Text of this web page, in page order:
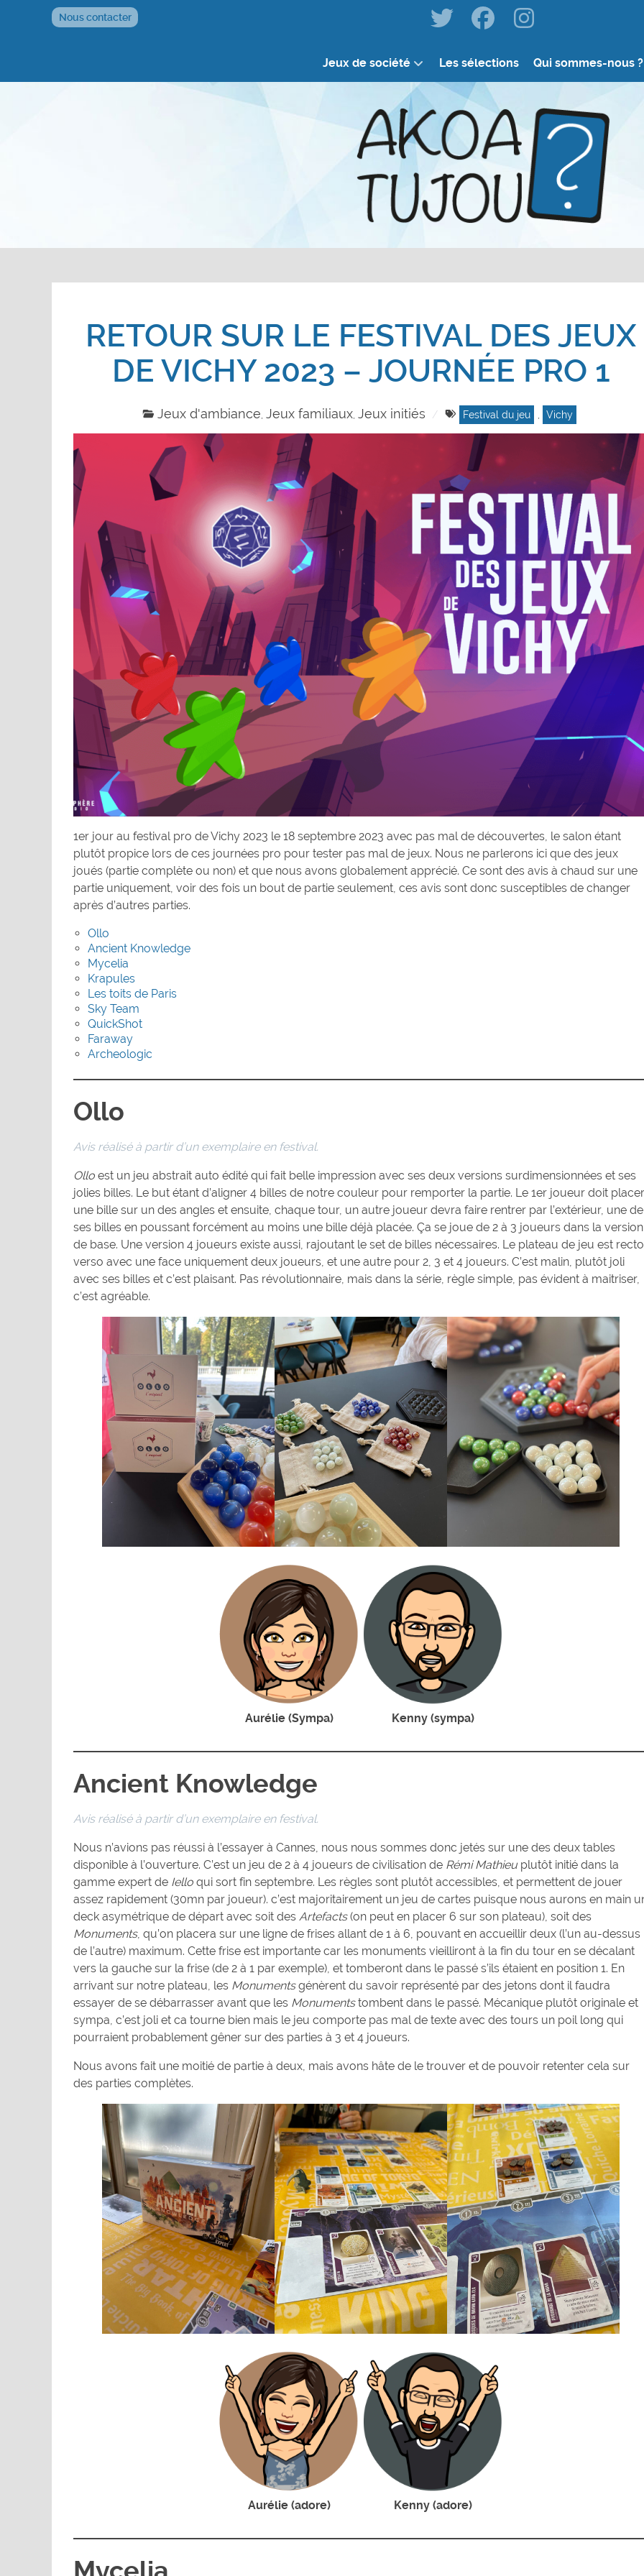
Nous contacter
Jeux de société Les sélections Qui sommes-nous ?
RETOUR SUR LE FESTIVAL DES JEUX
DE VICHY 2023 – JOURNÉE PRO 1
Jeux d'ambiance Jeux familiaux, Jeux initiés Festival du jeu Vichy
1er jour au festival pro de Vichy 2023 le 18 septembre 2023 avec pas mal de découvertes, le salon étant
plutôt propice lors de ces journées pro pour tester pas mal de jeux. Nous ne parlerons ici que des jeux
joués (partie complète ou non) et que nous avons globalement apprécié. Ce sont des avis à chaud sur une
partie uniquement, voir des fois un bout de partie seulement, ces avis sont donc susceptibles de changer
après d’autres parties.
Ollo
Ancient Knowledge
Mycelia
Krapules
Les toits de Paris
Sky Team
QuickShot
Faraway
Archeologic
Ollo
Avis réalisé à partir d’un exemplaire en festival.
Ollo est un jeu abstrait auto édité qui fait belle impression avec ses deux versions surdimensionnées et ses
jolies billes. Le but étant d’aligner 4 billes de notre couleur pour remporter la partie. Le 1er joueur doit placer
une bille sur un des angles et ensuite, chaque tour, un autre joueur devra faire rentrer par l’extérieur, une de
ses billes en poussant forcément au moins une bille déjà placée. Ça se joue de 2 à 3 joueurs dans la version
de base. Une version 4 joueurs existe aussi, rajoutant le set de billes nécessaires. Le plateau de jeu est recto
verso avec une face uniquement deux joueurs, et une autre pour 2, 3 et 4 joueurs. C’est malin, plutôt joli
avec ses billes et c’est plaisant. Pas révolutionnaire, mais dans la série, règle simple, pas évident à maitriser,
c’est agréable.
Aurélie (Sympa) Kenny (sympa)
Ancient Knowledge
Avis réalisé à partir d’un exemplaire en festival.
Nous n’avions pas réussi à l’essayer à Cannes, nous nous sommes donc jetés sur une des deux tables
disponible à l’ouverture. C’est un jeu de 2 à 4 joueurs de civilisation de Rémi Mathieu plutôt initié dans la
gamme expert de Iello qui sort fin septembre. Les règles sont plutôt accessibles, et permettent de jouer
assez rapidement (30mn par joueur). c’est majoritairement un jeu de cartes puisque nous aurons en main
deck asymétrique de départ avec soit des Artefacts(on peut en placer 6 sur son plateau), soit des
Monuments, qu’on placera sur une ligne de frises allant de 1 à 6, pouvant en accueillir deux (l’un au-dessus
de l’autre) maximum. Cette frise est importante car les monuments vieilliront à la fin du tour en se décalant
vers la gauche sur la frise (de 2 à 1 par exemple), et tomberont dans le passé s’ils étaient en position 1. En
arrivant sur notre plateau, les Monumentsgénèrent du savoir représenté par des jetons dont il faudra
essayer de se débarrasser avant que les Monumentstombent dans le passé. Mécanique plutôt originale et
sympa, c’est joli et ca tourne bien mais le jeu comporte pas mal de texte avec des tours un poil long qui
pourraient probablement gêner sur des parties à 3 et 4 joueurs.
Nous avons fait une moitié de partie à deux, mais avons hâte de le trouver et de pouvoir retenter cela sur
des parties complètes.
Aurélie (adore) Kenny (adore)